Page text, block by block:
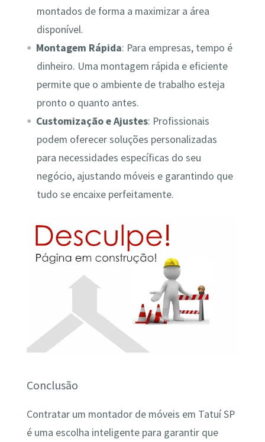
montados de forma a maximizar a área
disponível.
Montagem Rápida: Para empresas, tempo é
dinheiro. Uma montagem rápida e eficiente
permite que o ambiente de trabalho esteja
pronto o quanto antes.
Customização e Ajustes: Profissionais
podem oferecer soluções personalizadas
para necessidades específicas do seu
negócio, ajustando móveis e garantindo que
tudo se encaixe perfeitamente.
Conclusão
Contratar um montador de móveis em Tatuí SP
é uma escolha inteligente para garantir que